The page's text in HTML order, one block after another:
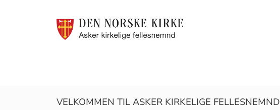
VELKOMMEN TIL ASKER KIRKELIGE FELLESNEMND